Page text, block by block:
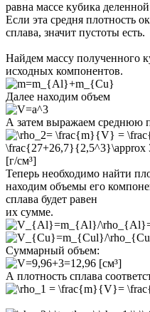
равна массе кубика
Если эта средня плотность
сплава, значит пустоты есть.
Найдем массу полученного
исходных компонентов.
Далее находим объем
А затем выражаем среднюю
[г/см³]
Теперь необходимо найти
находим объемы его
сплава будет равен
их сумме.
Суммарный объем:
[см³]
А плотность сплава